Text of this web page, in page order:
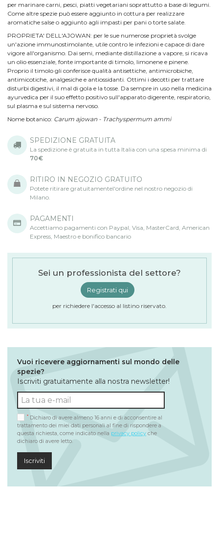
per marinare carni, pesci, piatti vegetariani soprattutto a base di legumi.
Come altre spezie può essere aggiunto in cottura per realizzare
aromatiche salse o aggiunto agli impasti per pani o torte salate.
PROPRIETA' DELL'AJOWAN: per le sue numerose proprietà svolge
un'azione immunostimolante, utile contro le infezioni e capace di dare
vigore all'organismo. Dai semi, mediante distillazione a vapore, si ricava
un olio essenziale, fonte importante di timolo, limonene e pinene.
Proprio il timolo gli conferisce qualità antisettiche, antimicrobiche,
antimicotiche, analgesiche e antiossidanti. Ottimi i decotti per trattare
disturbi digestivi, il mal di gola e la tosse. Da sempre in uso nella medicina
ayurvedica per il suo effetto positivo sull'apparato digerente, respiratorio,
sul plasma e sul sistema nervoso.
Nome botanico: Carum ajowan - Trachyspermum ammi
SPEDIZIONE GRATUITA
La spedizione è gratuita in tutta Italia con una spesa minima di
70€
RITIRO IN NEGOZIO GRATUITO
Potete ritirare gratuitamentel'ordine nel nostro negozio di
Milano.
PAGAMENTI
Accettiamo pagamenti con Paypal, Visa, MasterCard, American
Express, Maestro e bonifico bancario
Sei un professionista del settore?
Registrati qui
per richiedere l'accesso al listino riservato.
Vuoi ricevere aggiornamenti sul mondo delle
spezie?
Iscriviti gratuitamente alla nostra newsletter!
* Dichiaro di avere almeno 16 anni e di acconsentire al
trattamento dei miei dati personali al fine di rispondere a
questa richiesta, come indicato nella privacy policy che
dichiaro di avere letto.
Iscriviti